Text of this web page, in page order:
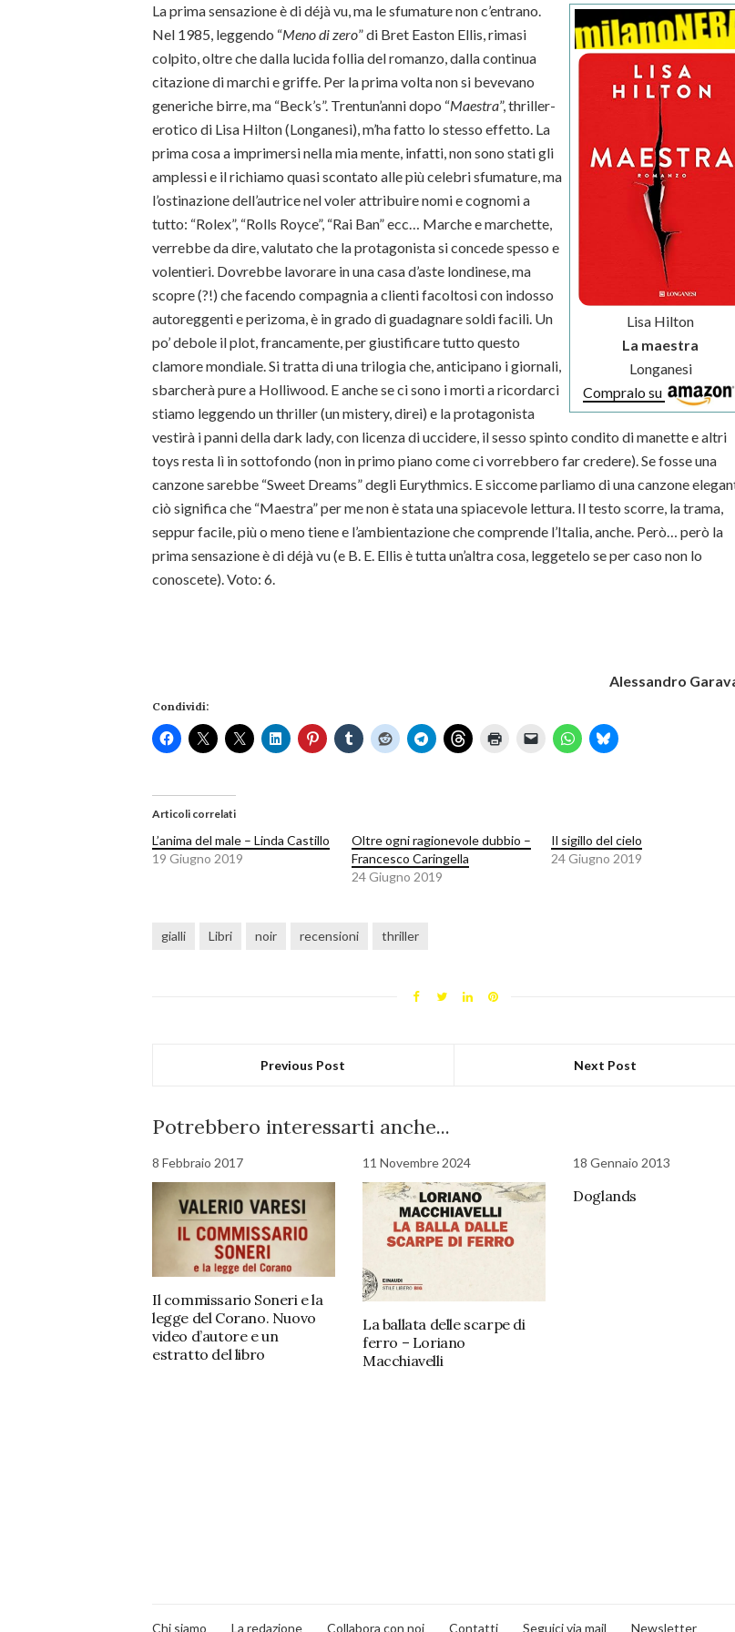
Lisa Hilton
La maestra
Longanesi
Compralo su
La prima sensazione è di déjà vu, ma le sfumature non c’entrano.
Nel 1985, leggendo “Meno di zero” di Bret Easton Ellis, rimasi
colpito, oltre che dalla lucida follia del romanzo, dalla continua
citazione di marchi e griffe. Per la prima volta non si bevevano
generiche birre, ma “Beck’s”. Trentun’anni dopo “Maestra”, thriller-
erotico di Lisa Hilton (Longanesi), m’ha fatto lo stesso effetto. La
prima cosa a imprimersi nella mia mente, infatti, non sono stati gli
amplessi e il richiamo quasi scontato alle più celebri sfumature, ma
l’ostinazione dell’autrice nel voler attribuire nomi e cognomi a
tutto: “Rolex”, “Rolls Royce”, “Rai Ban” ecc… Marche e marchette,
verrebbe da dire, valutato che la protagonista si concede spesso e
volentieri. Dovrebbe lavorare in una casa d’aste londinese, ma
scopre (?!) che facendo compagnia a clienti facoltosi con indosso
autoreggenti e perizoma, è in grado di guadagnare soldi facili. Un
po’ debole il plot, francamente, per giustificare tutto questo
clamore mondiale. Si tratta di una trilogia che, anticipano i giornali,
sbarcherà pure a Holliwood. E anche se ci sono i morti a ricordarci
stiamo leggendo un thriller (un mistery, direi) e la protagonista
vestirà i panni della dark lady, con licenza di uccidere, il sesso spinto condito di manette e altri
toys resta lì in sottofondo (non in primo piano come ci vorrebbero far credere). Se fosse una
canzone sarebbe “Sweet Dreams” degli Eurythmics. E siccome parliamo di una canzone
ciò significa che “Maestra” per me non è stata una spiacevole lettura. Il testo scorre, la trama,
seppur facile, più o meno tiene e l’ambientazione che comprende l’Italia, anche. Però… però la
prima sensazione è di déjà vu (e B. E. Ellis è tutta un’altra cosa, leggetelo se per caso non lo
conoscete). Voto: 6.
Alessandro
Condividi:
Articoli correlati
L’anima del male – Linda Castillo
19 Giugno 2019
Oltre ogni ragionevole dubbio –
Francesco Caringella
24 Giugno 2019
Il sigillo del cielo
24 Giugno 2019
gialli Libri noir recensioni thriller
Previous Post Next Post
Potrebbero interessarti anche...
8 Febbraio 2017
Il commissario Soneri e la
legge del Corano. Nuovo
video d’autore e un
estratto del libro
11 Novembre 2024
La ballata delle scarpe di
ferro – Loriano
Macchiavelli
18 Gennaio 2013
Doglands
Chi siamo La redazione Collabora con noi Contatti Seguici via mail Newsletter